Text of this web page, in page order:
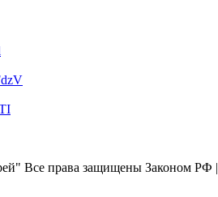
Все права защищены Законом РФ |